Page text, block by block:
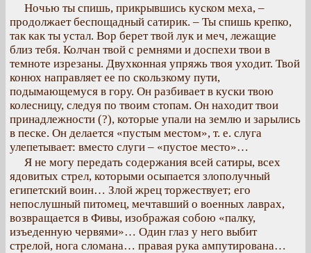
Ночью ты спишь, прикрывшись куском меха, –
продолжает беспощадный сатирик. – Ты спишь крепко,
так как ты устал. Вор берет твой лук и меч, лежащие
близ тебя. Колчан твой с ремнями и доспехи твои в
темноте изрезаны. Двухконная упряжь твоя уходит. Твой
конюх направляет ее по скользкому пути,
подымающемуся в гору. Он разбивает в куски твою
колесницу, следуя по твоим стопам. Он находит твои
принадлежности (?), которые упали на землю и зарылись
в песке. Он делается «пустым местом», т. е. слуга
улепетывает: вместо слуги – «пустое место»…
Я не могу передать содержания всей сатиры, всех
ядовитых стрел, которыми осыпается злополучный
египетский воин… Злой жрец торжествует; его
непослушный питомец, мечтавший о военных лаврах,
возвращается в Фивы, изображая собою «палку,
изъеденную червями»… Один глаз у него выбит
стрелой, нога сломана… правая рука ампутирована…